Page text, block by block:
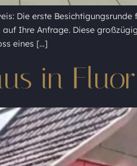
Die erste
Ihre Anfrage. Diese
eines […]
in